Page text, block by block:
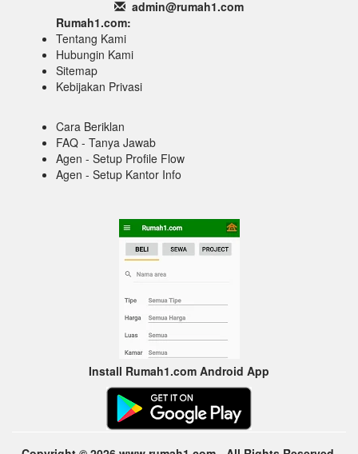
admin@rumah1.com
Rumah1.com:
Tentang Kami
Hubungin Kami
Sitemap
Kebijakan Privasi
Cara Beriklan
FAQ - Tanya Jawab
Agen - Setup Profile Flow
Agen - Setup Kantor Info
Install Rumah1.com Android App